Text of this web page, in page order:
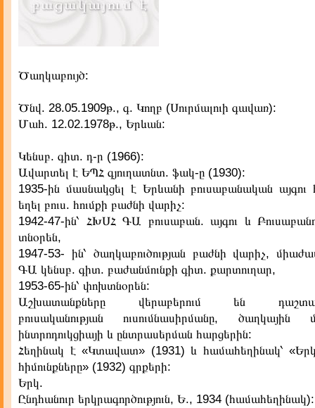
Ծաղկաբույծ:
Ծնվ. 28.05.1909թ., գ. Կողբ (Սուրմալուի գավառ):
Մահ. 12.02.1978թ., Երևան:
Կենսբ. գիտ. դ-ր (1966):
Ավարտել է ԵՊՀ գյուղատնտ. ֆակ-ը (1930):
1935-ին մասնակցել է Երևանի բուսաբանական այգու
եղել բուս. հումքի բաժնի վարիչ:
1942-47-ին՝ ՀԽՍՀ ԳԱ բուսաբան. այգու և
տնօրեն,
1947-53- ին՝ ծաղկաբուծության բաժնի վարիչ,
ԳԱ կենսբ. գիտ. բաժանմունքի գիտ. քարտուղար,
1953-65-ին՝ փոխտնօրեն:
Աշխատանքները վերաբերում են
բուսականության ուսումնասիրմանը, ծաղկային
ինտրոդուկցիայի և ընտրասերման հարցերին:
Հեղինակ է «Կտավատ» (1931) և համահեղինակ՝
հիմունքները» (1932) գրքերի:
Երկ.
Ընդհանուր երկրագործություն, Ե., 1934 (համահեղինակ):